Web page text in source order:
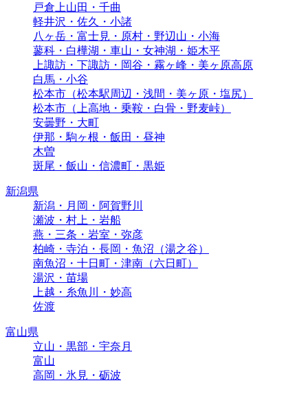
戸倉上山田・千曲
軽井沢・佐久・小諸
八ヶ岳・富士見・原村・野辺山・小海
蓼科・白樺湖・車山・女神湖・姫木平
上諏訪・下諏訪・岡谷・霧ヶ峰・美ヶ原高原
白馬・小谷
松本市（松本駅周辺・浅間・美ヶ原・塩尻）
松本市（上高地・乗鞍・白骨・野麦峠）
安曇野・大町
伊那・駒ヶ根・飯田・昼神
木曽
斑尾・飯山・信濃町・黒姫
新潟県
新潟・月岡・阿賀野川
瀬波・村上・岩船
燕・三条・岩室・弥彦
柏崎・寺泊・長岡・魚沼（湯之谷）
南魚沼・十日町・津南（六日町）
湯沢・苗場
上越・糸魚川・妙高
佐渡
富山県
立山・黒部・宇奈月
富山
高岡・氷見・砺波